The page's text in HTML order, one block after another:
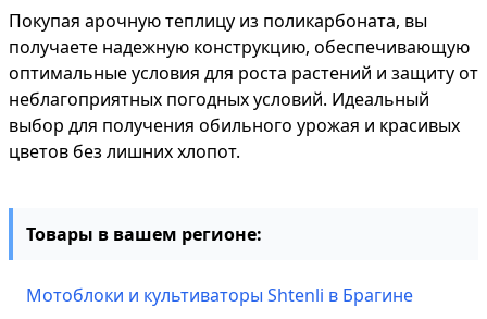
Покупая арочную теплицу из поликарбоната, вы
получаете надежную конструкцию, обеспечивающую
оптимальные условия для роста растений и защиту от
неблагоприятных погодных условий. Идеальный
выбор для получения обильного урожая и красивых
цветов без лишних хлопот.
Товары в вашем регионе:
Мотоблоки и культиваторы Shtenli в Брагине